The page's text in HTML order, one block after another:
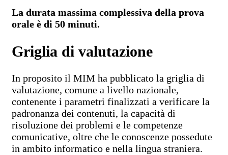
La durata massima complessiva della prova
orale è di 50 minuti.
Griglia di valutazione
In proposito il MIM ha pubblicato la griglia di
valutazione, comune a livello nazionale,
contenente i parametri finalizzati a verificare la
padronanza dei contenuti, la capacità di
risoluzione dei problemi e le competenze
comunicative, oltre che le conoscenze possedute
in ambito informatico e nella lingua straniera.